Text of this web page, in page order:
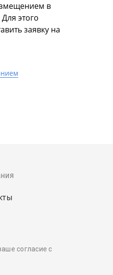
в
этого
заявку на
согласие с